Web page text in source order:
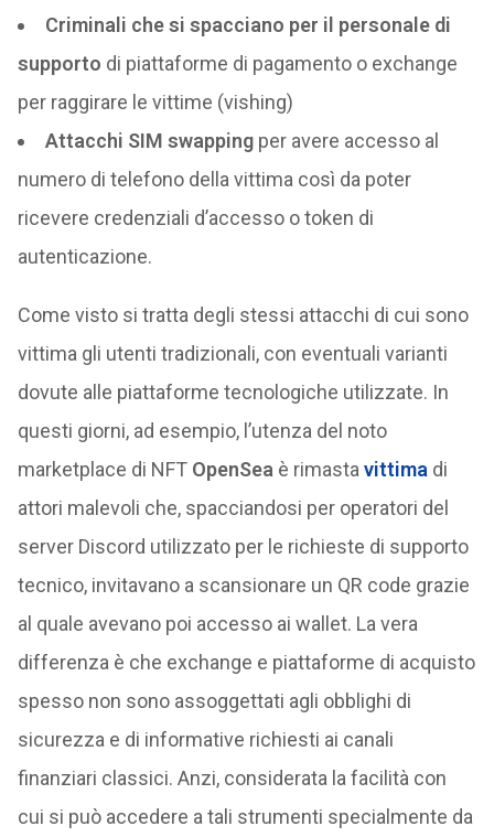
Criminali che si spacciano per il personale di
supporto di piattaforme di pagamento o exchange
per raggirare le vittime (vishing)
Attacchi SIM swappingper avere accesso al
numero di telefono della vittima così da poter
ricevere credenziali d’accesso o token di
autenticazione.
Come visto si tratta degli stessi attacchi di cui sono
vittima gli utenti tradizionali, con eventuali varianti
dovute alle piattaforme tecnologiche utilizzate. In
questi giorni, ad esempio, l’utenza del noto
marketplace di NFT OpenSea è rimasta vittima di
attori malevoli che, spacciandosi per operatori del
server Discord utilizzato per le richieste di supporto
tecnico, invitavano a scansionare un QR code grazie
al quale avevano poi accesso ai wallet. La vera
differenza è che exchange e piattaforme di acquisto
spesso non sono assoggettati agli obblighi di
sicurezza e di informative richiesti ai canali
finanziari classici. Anzi, considerata la facilità con
cui si può accedere a tali strumenti specialmente da